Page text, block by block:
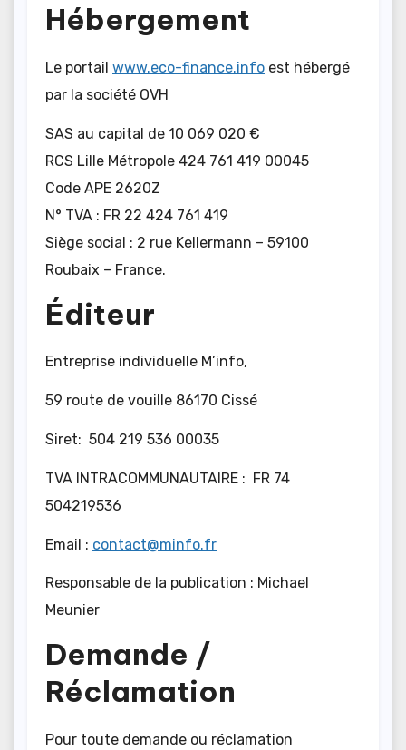
Hébergement
Le portail www.eco-finance.info est hébergé
par la société OVH
SAS au capital de 10 069 020 €
RCS Lille Métropole 424 761 419 00045
Code APE 2620Z
N° TVA : FR 22 424 761 419
Siège social : 2 rue Kellermann – 59100
Roubaix – France.
Éditeur
Entreprise individuelle M’info,
59 route de vouille 86170 Cissé
Siret: 504 219 536 00035
TVA INTRACOMMUNAUTAIRE : FR 74
504219536
Email : contact@minfo.fr
Responsable de la publication : Michael
Meunier
Demande /
Réclamation
Pour toute demande ou réclamation